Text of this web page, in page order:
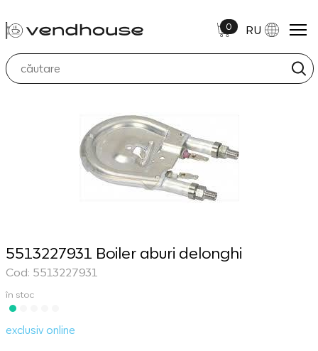
0 RU
5513227931 Boiler aburi delonghi
Cod: 5513227931
în stoc
exclusiv online